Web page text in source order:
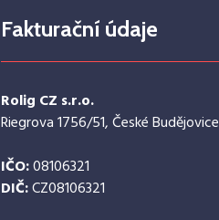
Fakturační údaje
Rolig CZ s.r.o.
Riegrova 1756/51, České Budějovice
IČO:08106321
DIČ:CZ08106321